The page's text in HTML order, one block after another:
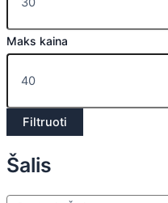
Maks kaina
Filtruoti
Šalis